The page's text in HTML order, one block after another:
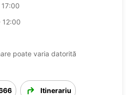
poate varia datorită
Itinerariu